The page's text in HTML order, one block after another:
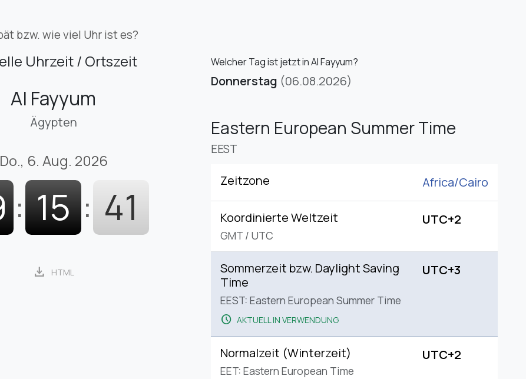
bzw. wie viel Uhr ist es?
Uhrzeit / Ortszeit
Al Fayyum
Ägypten
Do., 6. Aug. 2026
: 15 : 42
download HTML
Welcher Tag ist jetzt in Al Fayyum?
Donnerstag (06.08.2026)
Eastern European Summer Time
EEST
Zeitzone Africa/Cairo
Koordinierte Weltzeit
GMT / UTC
UTC+2
Sommerzeit bzw. Daylight Saving
Time
EEST: Eastern European Summer Time
schedule AKTUELL IN VERWENDUNG
UTC+3
Normalzeit (Winterzeit)
EET: Eastern European Time
UTC+2